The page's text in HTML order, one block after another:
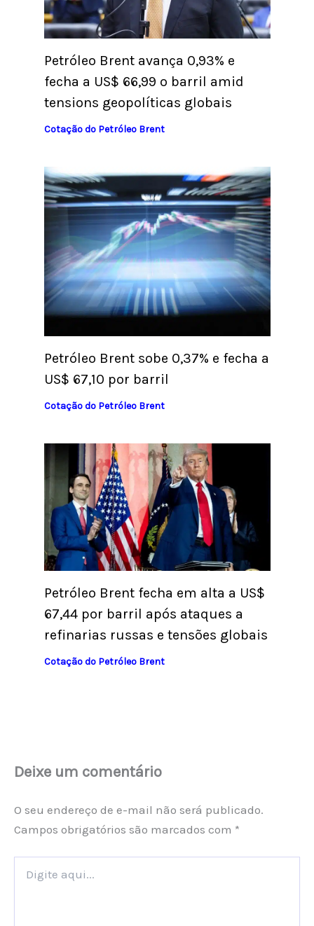
Petróleo Brent avança 0,93% e
fecha a US$ 66,99 o barril amid
tensions geopolíticas globais
Cotação do Petróleo Brent
Petróleo Brent sobe 0,37% e fecha a
US$ 67,10 por barril
Cotação do Petróleo Brent
Petróleo Brent fecha em alta a US$
67,44 por barril após ataques a
refinarias russas e tensões globais
Cotação do Petróleo Brent
Deixe um comentário
O seu endereço de e-mail não será publicado.
Campos obrigatórios são marcados com *
aqui...